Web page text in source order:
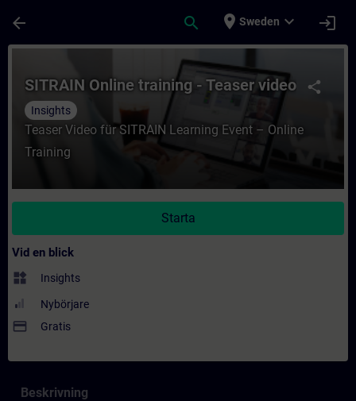
arrow_back search place Sweden expand_more login
Kurs - SITRAIN Online training - Teaser
share
SITRAIN Online training - Teaser video
Insights
Teaser Video für SITRAIN Learning Event – Online
Training
Starta
Vid en blick
widgets Insights
Nybörjare
payment Gratis
Beskrivning